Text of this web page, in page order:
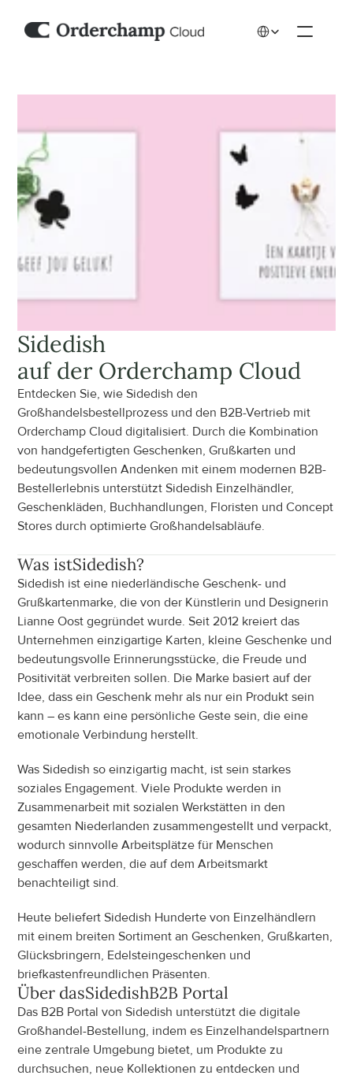
Sidedish
auf der Orderchamp Cloud
Entdecken Sie, wie Sidedish den
Großhandelsbestellprozess und den B2B-Vertrieb mit
Orderchamp Cloud digitalisiert. Durch die Kombination
von handgefertigten Geschenken, Grußkarten und
bedeutungsvollen Andenken mit einem modernen B2B-
Bestellerlebnis unterstützt Sidedish Einzelhändler,
Geschenkläden, Buchhandlungen, Floristen und Concept
Stores durch optimierte Großhandelsabläufe.
Was istSidedish?
Sidedish ist eine niederländische Geschenk- und
Grußkartenmarke, die von der Künstlerin und Designerin
Lianne Oost gegründet wurde. Seit 2012 kreiert das
Unternehmen einzigartige Karten, kleine Geschenke und
bedeutungsvolle Erinnerungsstücke, die Freude und
Positivität verbreiten sollen. Die Marke basiert auf der
Idee, dass ein Geschenk mehr als nur ein Produkt sein
kann – es kann eine persönliche Geste sein, die eine
emotionale Verbindung herstellt.
Was Sidedish so einzigartig macht, ist sein starkes
soziales Engagement. Viele Produkte werden in
Zusammenarbeit mit sozialen Werkstätten in den
gesamten Niederlanden zusammengestellt und verpackt,
wodurch sinnvolle Arbeitsplätze für Menschen
geschaffen werden, die auf dem Arbeitsmarkt
benachteiligt sind.
Heute beliefert Sidedish Hunderte von Einzelhändlern
mit einem breiten Sortiment an Geschenken, Grußkarten,
Glücksbringern, Edelsteingeschenken und
briefkastenfreundlichen Präsenten.
Über dasSidedishB2B Portal
Das B2B Portal von Sidedish unterstützt die digitale
Großhandel-Bestellung, indem es Einzelhandelspartnern
eine zentrale Umgebung bietet, um Produkte zu
durchsuchen, neue Kollektionen zu entdecken und